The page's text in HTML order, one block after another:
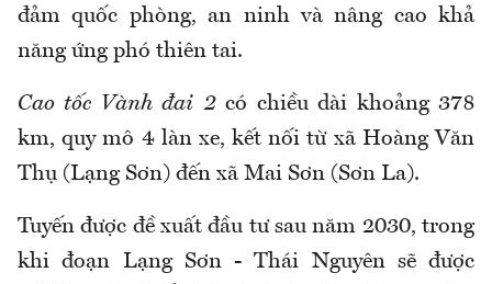
đảm quốc phòng, an ninh và nâng cao khả
năng ứng phó thiên tai.
Cao tốc Vành đai 2có chiều dài khoảng 378
km, quy mô 4 làn xe, kết nối từ xã Hoàng Văn
Thụ (Lạng Sơn) đến xã Mai Sơn (Sơn La).
Tuyến được đề xuất đầu tư sau năm 2030, trong
khi đoạn Lạng Sơn - Thái Nguyên sẽ được